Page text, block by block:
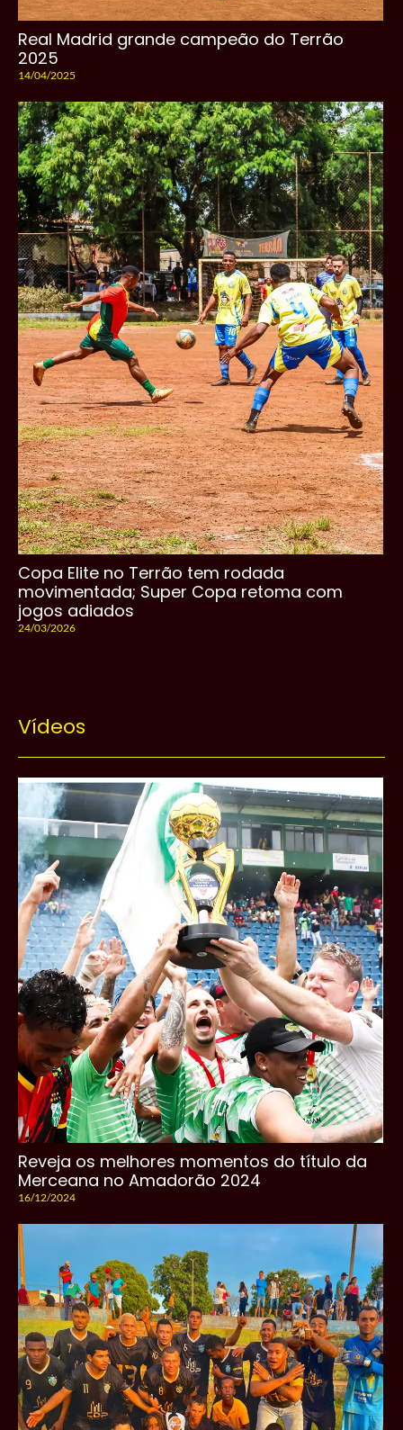
Real Madrid grande campeão do Terrão
2025
14/04/2025
Copa Elite no Terrão tem rodada
movimentada; Super Copa retoma com
jogos adiados
24/03/2026
Vídeos
Reveja os melhores momentos do título da
Merceana no Amadorão 2024
16/12/2024